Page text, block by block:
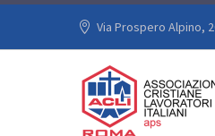
Via Prospero Alpino,